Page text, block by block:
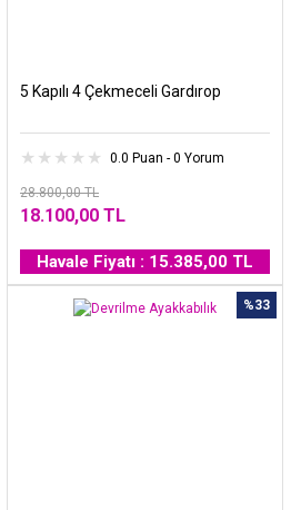
5 Kapılı 4 Çekmeceli Gardırop
0.0 Puan - 0 Yorum
28.800,00 TL
18.100,00 TL
Havale Fiyatı : 15.385,00 TL
%33